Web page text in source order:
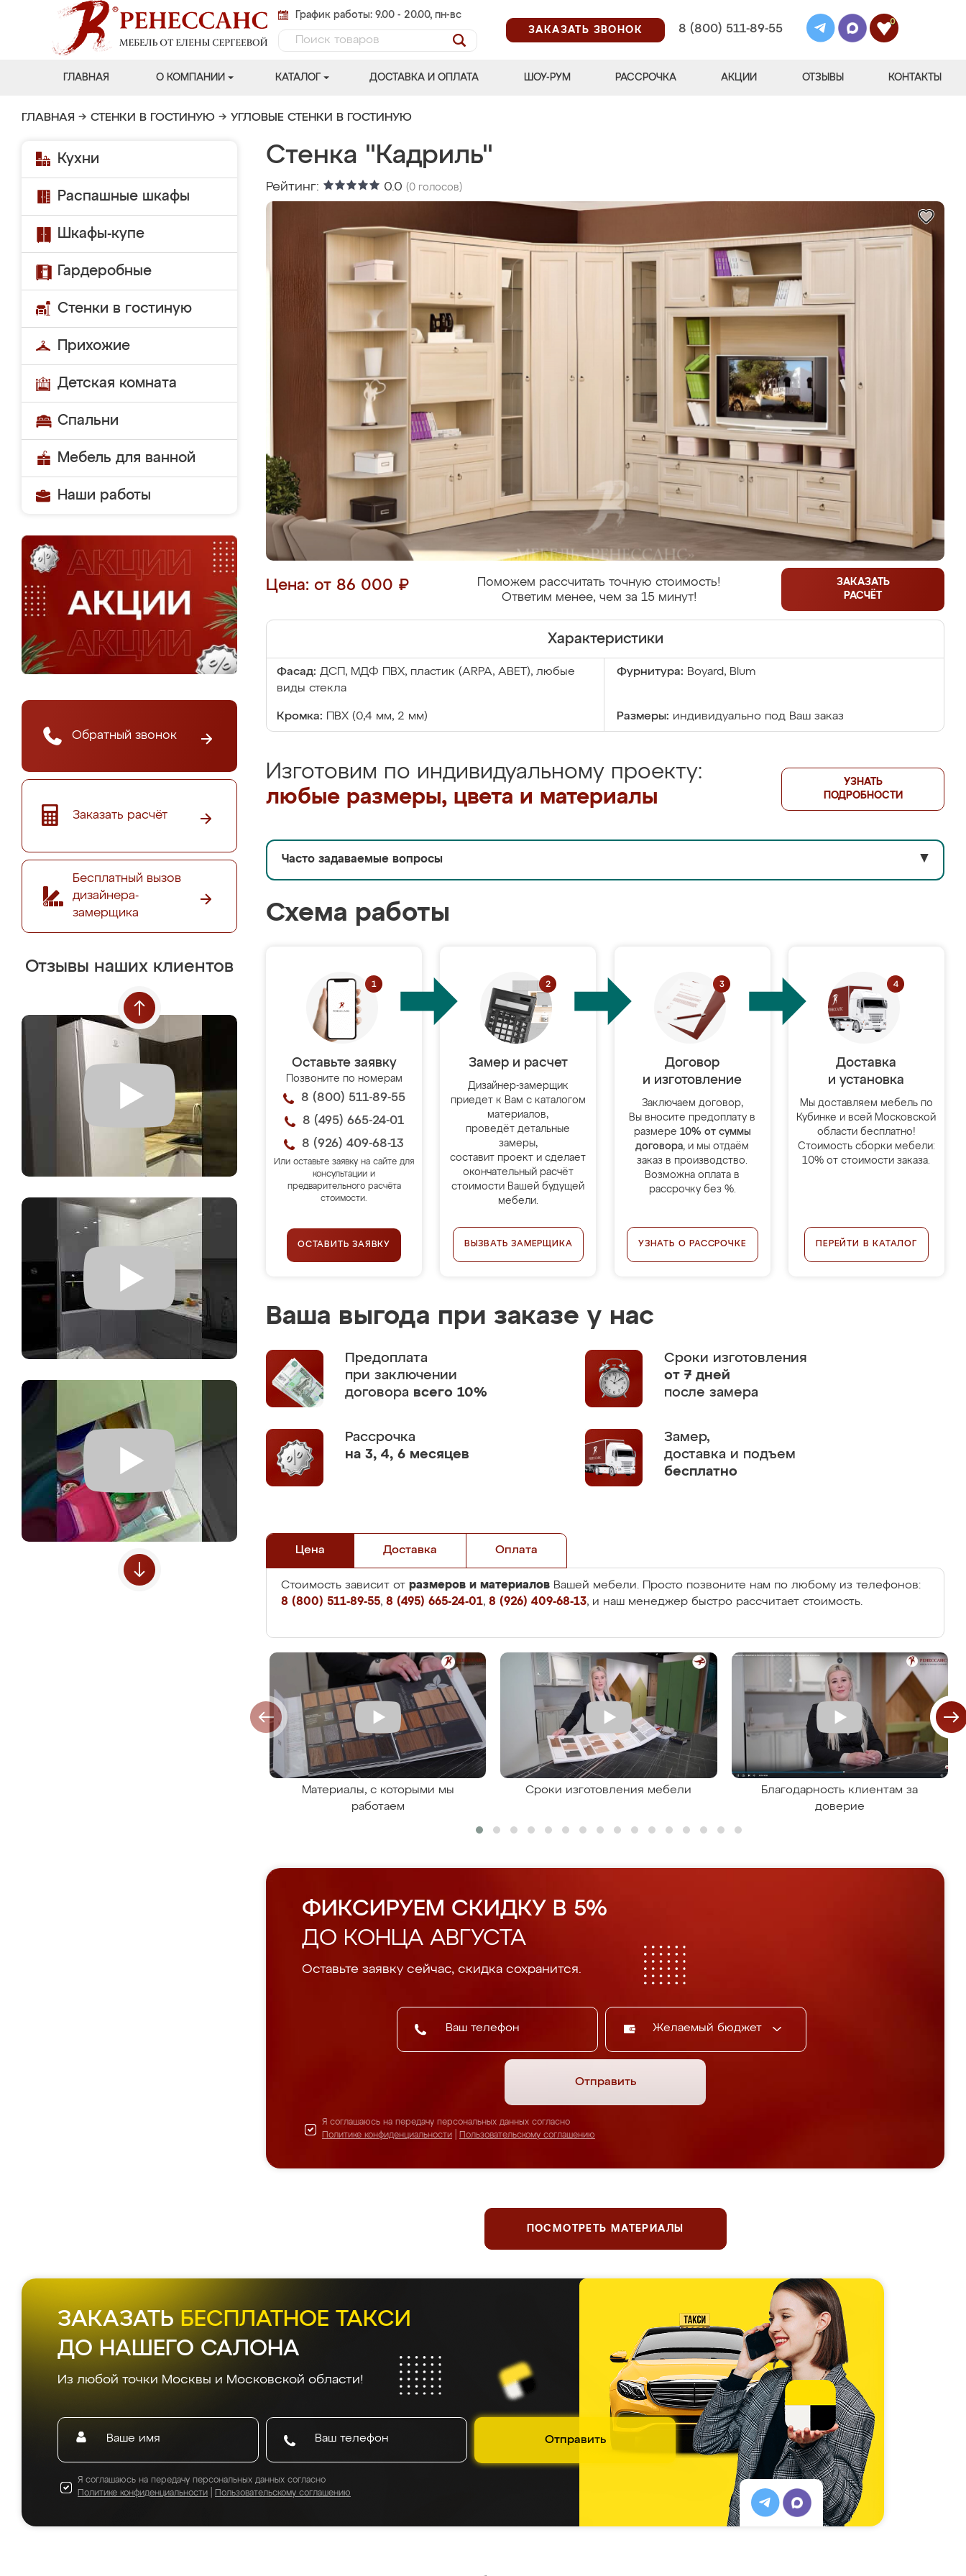
График работы: 9.00 - 20.00, пн-вс
ЗАКАЗАТЬ ЗВОНОК
8 (800) 511-89-55
0
ГЛАВНАЯ О КОМПАНИИ КАТАЛОГ ДОСТАВКА И ОПЛАТА ШОУ-РУМ РАССРОЧКА АКЦИИ ОТЗЫВЫ КОНТАКТЫ
ГЛАВНАЯ → СТЕНКИ В ГОСТИНУЮ → УГЛОВЫЕ СТЕНКИ В ГОСТИНУЮ
Кухни
Распашные шкафы
Шкафы-купе
Гардеробные
Стенки в гостиную
Прихожие
Детская комната
Спальни
Мебель для ванной
Наши работы
Обратный звонок
Заказать расчёт
Бесплатный вызов
дизайнера-
замерщика
Отзывы наших клиентов
Стенка "Кадриль"
Рейтинг: 0.0 (0 голосов)
Цена: от 86 000 ₽
Поможем рассчитать точную стоимость!
Ответим менее, чем за 15 минут!
ЗАКАЗАТЬ
РАСЧЁТ
Характеристики
Фасад: ДСП, МДФ ПВХ, пластик (ARPA, ABET), любые
виды стекла
Фурнитура: Boyard, Blum
Кромка: ПВХ (0,4 мм, 2 мм) Размеры: индивидуально под Ваш заказ
Изготовим по индивидуальному проекту:
любые размеры, цвета и материалы
УЗНАТЬ
ПОДРОБНОСТИ
Часто задаваемые вопросы ▼
Схема работы
Оставьте заявку
Позвоните по номерам
8 (800) 511-89-55
8 (495) 665-24-01
8 (926) 409-68-13
Или оставьте заявку на сайте для
консультации и
предварительного расчёта
стоимости.
ОСТАВИТЬ ЗАЯВКУ
Замер и расчет
Дизайнер-замерщик
приедет к Вам с каталогом
материалов,
проведёт детальные
замеры,
составит проект и сделает
окончательный расчёт
стоимости Вашей будущей
мебели.
ВЫЗВАТЬ ЗАМЕРЩИКА
Договор
и изготовление
Заключаем договор,
Вы вносите предоплату в
размере 10% от суммы
договора, и мы отдаём
заказ в производство.
Возможна оплата в
рассрочку без %.
УЗНАТЬ О РАССРОЧКЕ
Доставка
и установка
Мы доставляем мебель по
Кубинке и всей Московской
области бесплатно!
Стоимость сборки мебели:
10% от стоимости заказа.
ПЕРЕЙТИ В КАТАЛОГ
Ваша выгода при заказе у нас
Предоплата
при заключении
договора всего 10%
Сроки изготовления
от 7 дней
после замера
Рассрочка
на 3, 4, 6 месяцев
Замер,
доставка и подъем
бесплатно
Цена Доставка Оплата
Стоимость зависит от размеров и материалов Вашей мебели. Просто позвоните нам по любому из телефонов:
8 (800) 511-89-55, 8 (495) 665-24-01, 8 (926) 409-68-13, и наш менеджер быстро рассчитает стоимость.
Материалы, с которыми мы
работаем
Сроки изготовления мебели
Благодарность клиентам за
доверие
ФИКСИРУЕМ СКИДКУ В 5%
ДО КОНЦА АВГУСТА
Оставьте заявку сейчас, скидка сохранится.
Желаемый бюджет
Отправить
Я соглашаюсь на передачу персональных данных согласно
Политике конфиденциальности
Пользовательскому соглашению
ПОСМОТРЕТЬ МАТЕРИАЛЫ
ЗАКАЗАТЬ БЕСПЛАТНОЕ ТАКСИ
ДО НАШЕГО САЛОНА
Из любой точки Москвы и Московской области!
Отправить
Я соглашаюсь на передачу персональных данных согласно
Политике конфиденциальности
Пользовательскому соглашению